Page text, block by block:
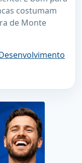
costumam
de Monte